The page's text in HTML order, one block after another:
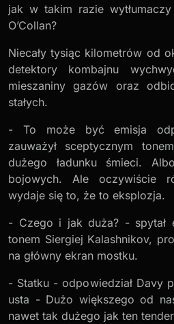
jak w takim razie
O’Collan?
Niecały tysiąc kilometrów od
detektory kombajnu
mieszaniny gazów oraz
stałych.
- To może być emisja
zauważył sceptycznym
dużego ładunku śmieci.
bojowych. Ale oczywiście
wydaje się to, że to eksplozja.
- Czego i jak duża? - spytał
tonem Siergiej Kalashnikov,
na główny ekran mostku.
- Statku - odpowiedział Davy
usta - Dużo większego od
nawet tak dużego jak ten